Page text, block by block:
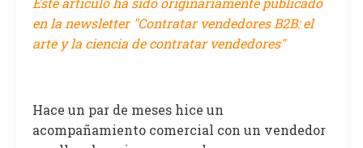
en la newsletter "Contratar vendedores B2B: el
arte y la ciencia de contratar vendedores"
Hace un par de meses hice un
acompañamiento comercial con un vendedor